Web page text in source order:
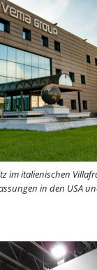
im italienischen
in den USA